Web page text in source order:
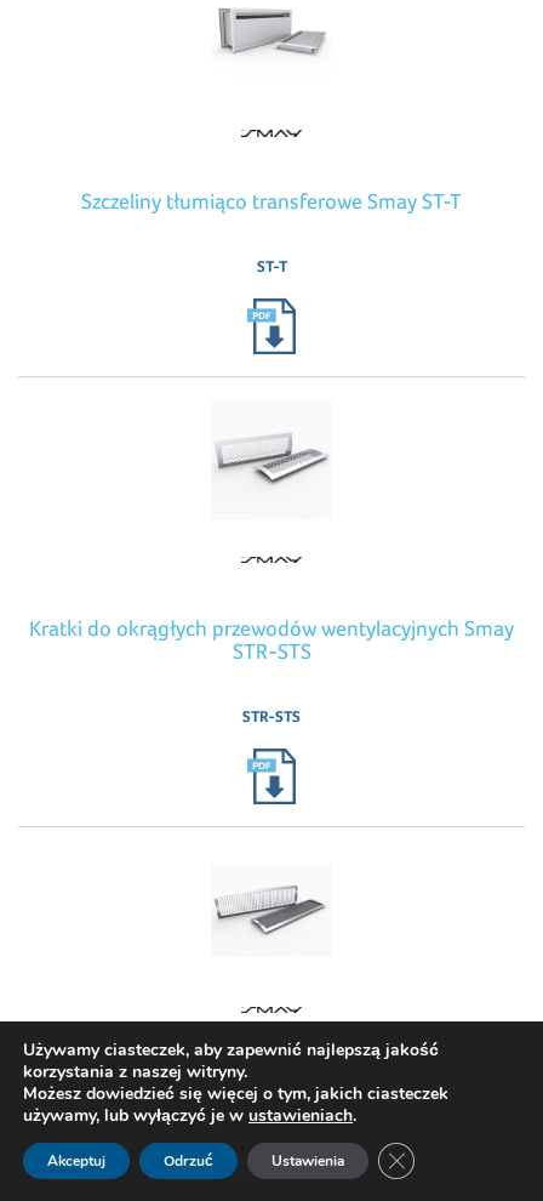
Szczeliny tłumiąco transferowe Smay ST-T
ST-T
Kratki do okrągłych przewodów wentylacyjnych Smay
STR-STS
STR-STS
Kratki do przewodów okrągłych Smay STR-E
STR-E
Używamy ciasteczek, aby zapewnić najlepszą jakość
korzystania z naszej witryny.
Możesz dowiedzieć się więcej o tym, jakich ciasteczek
używamy, lub wyłączyć je w ustawieniach.
Akceptuj Odrzuć Ustawienia Zamknij panel